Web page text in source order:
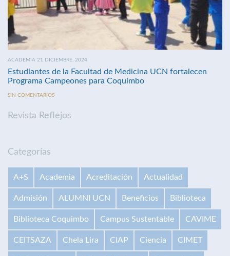
ACADEMIA 21 DICIEMBRE, 2024
Estudiantes de la Facultad de Medicina UCN fortalecen
Programa Campeones para Coquimbo
SIN COMENTARIOS
Revista Reflejos
Categorías
A+S Academia Acreditación Actualidad
Admisión ALUMNI UCN Beneficios Biblioteca
Biblioteca Coquimbo Campus Sustentable CAVIME
CEITSAZA Chela Lira CIAP Ciencia CIMET